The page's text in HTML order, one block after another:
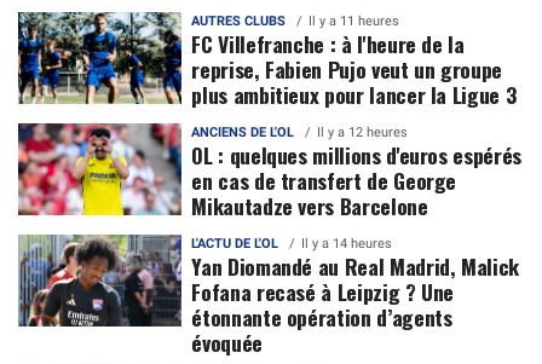
AUTRES CLUBS Il y a 11 heures
FC Villefranche : à l'heure de la
reprise, Fabien Pujo veut un groupe
plus ambitieux pour lancer la Ligue 3
ANCIENS DE L'OL Il y a 12 heures
OL : quelques millions d'euros espérés
en cas de transfert de George
Mikautadze vers Barcelone
L'ACTU DE L'OL Il y a 14 heures
Yan Diomandé au Real Madrid, Malick
Fofana recasé à Leipzig ? Une
étonnante opération d’agents
évoquée